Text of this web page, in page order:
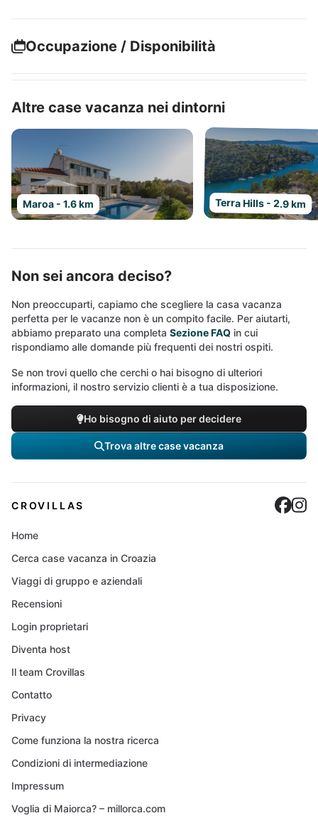
Occupazione / Disponibilità
Altre case vacanza nei dintorni
Maroa - 1.6 km Terra Hills - 2.9 km
Non sei ancora deciso?
Non preoccuparti, capiamo che scegliere la casa vacanza
perfetta per le vacanze non è un compito facile. Per aiutarti,
abbiamo preparato una completa Sezione FAQ in cui
rispondiamo alle domande più frequenti dei nostri ospiti.
Se non trovi quello che cerchi o hai bisogno di ulteriori
informazioni, il nostro servizio clienti è a tua disposizione.
Ho bisogno di aiuto per decidere
Trova altre case vacanza
CROVILLAS
Home
Cerca case vacanza in Croazia
Viaggi di gruppo e aziendali
Recensioni
Login proprietari
Diventa host
Il team Crovillas
Contatto
Privacy
Come funziona la nostra ricerca
Condizioni di intermediazione
Impressum
Voglia di Maiorca? – millorca.com